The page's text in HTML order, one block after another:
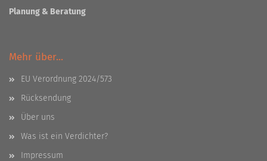
Planung & Beratung
Mehr über...
EU Verordnung 2024/573
Rücksendung
Über uns
Was ist ein Verdichter?
Impressum